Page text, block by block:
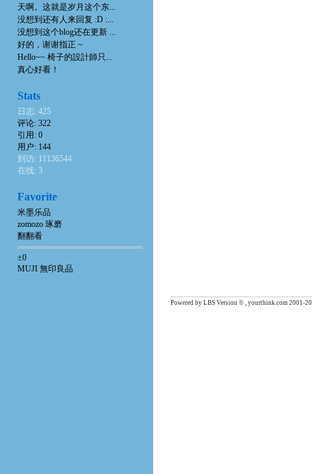
天啊。这就是岁月这个东...
没想到还有人来回复 :D :...
没想到这个blog还在更新 ...
好的，谢谢指正 ~
Hello~~ 椅子的設計師只...
真心好看！
Stats
日志: 425
评论: 322
引用: 0
用户: 144
到访: 11136544
在线: 3
Favorite
米墨乐品
zomozo 琢磨
翻翻看
±0
MUJI 無印良品
Powered by LBS Version © , yourthink.com 2001-